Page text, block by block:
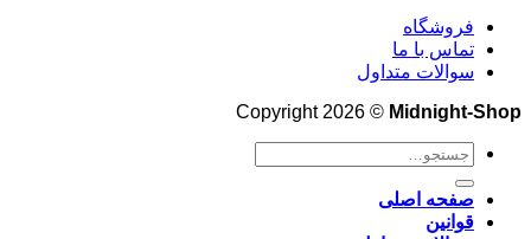
فروشگاه
تماس با ما
سوالات متداول
Copyright 2026 © Midnight-Shop
جستجو
صفحه اصلی
قوانین